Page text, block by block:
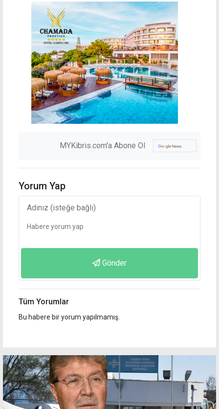
MYKibris.com'a Abone Ol
Yorum Yap
Gönder
Tüm Yorumlar
Bu habere bir yorum yapılmamış.